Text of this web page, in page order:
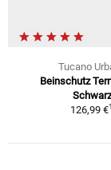
Tucano
Beinschutz
Schwarz
126,99 €1